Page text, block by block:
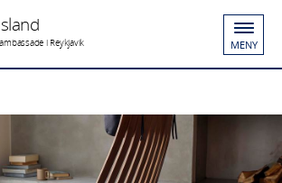
i Reykjavik MENY